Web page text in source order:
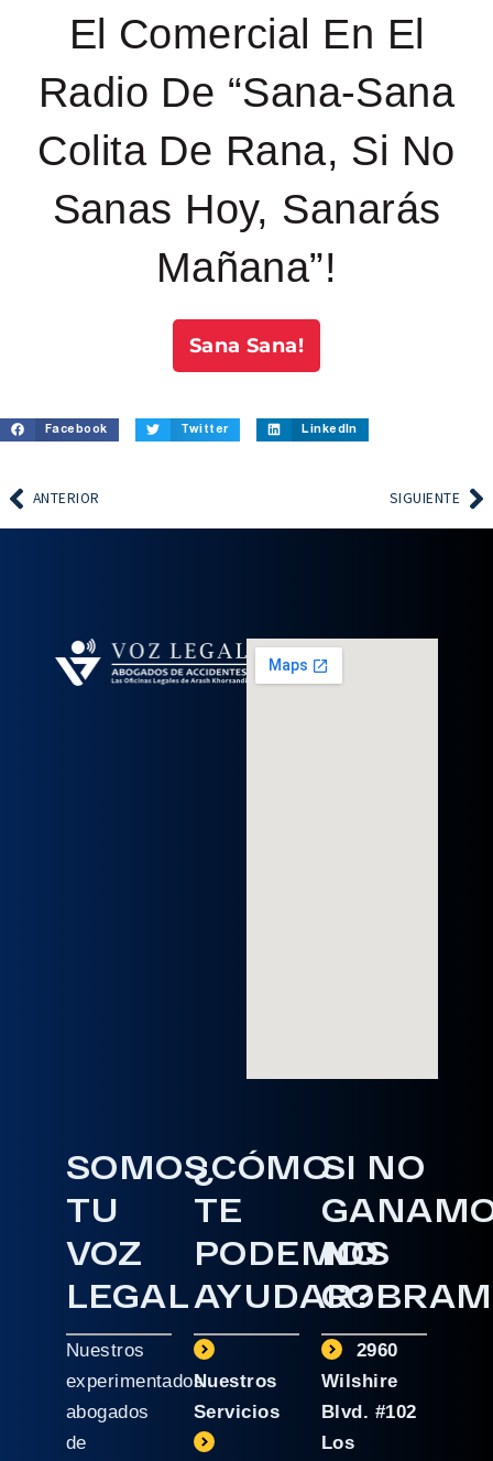
El Comercial En El
Radio De “Sana-Sana
Colita De Rana, Si No
Sanas Hoy, Sanarás
Mañana”!
Sana Sana!
Facebook Twitter LinkedIn
ANTERIOR SIGUIENTE
SOMOS
TU
VOZ
LEGAL
Nuestros
experimentados
abogados
de
¿CÓMO
TE
PODEMOS
AYUDAR?
Nuestros
Servicios
SI NO
NO
2960
Wilshire
Blvd. #102
Los